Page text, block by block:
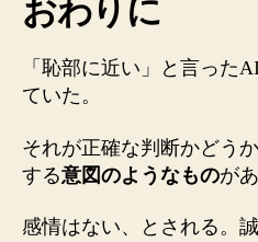
おわりに
「恥部に近い」と言った
ていた。
それが正確な判断かどう
する意図のようなものが
感情はない、とされる。